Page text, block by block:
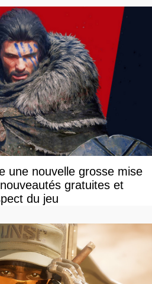
une nouvelle grosse mise
gratuites et
du jeu